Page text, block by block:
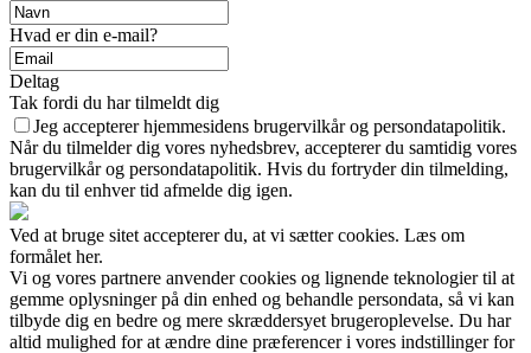
Hvad er din e-mail?
Deltag
Tak fordi du har tilmeldt dig
Jeg accepterer hjemmesidens brugervilkår og persondatapolitik.
Når du tilmelder dig vores nyhedsbrev, accepterer du samtidig vores
brugervilkår og persondatapolitik. Hvis du fortryder din tilmelding,
kan du til enhver tid afmelde dig igen.
Ved at bruge sitet accepterer du, at vi sætter cookies. Læs om
formålet her.
Vi og vores partnere anvender cookies og lignende teknologier til at
gemme oplysninger på din enhed og behandle persondata, så vi kan
tilbyde dig en bedre og mere skræddersyet brugeroplevelse. Du har
altid mulighed for at ændre dine præferencer i vores indstillinger for